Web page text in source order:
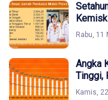
Rabu, 11
Angka
Tinggi,
Kamis,